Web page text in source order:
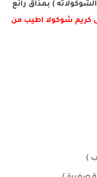
) بمذاق رائع
كريم شوكولا اطيب من